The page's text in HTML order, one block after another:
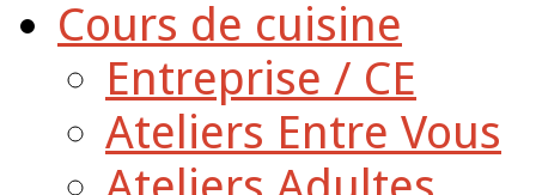
Cours de cuisine
Entreprise / CE
Ateliers Entre Vous